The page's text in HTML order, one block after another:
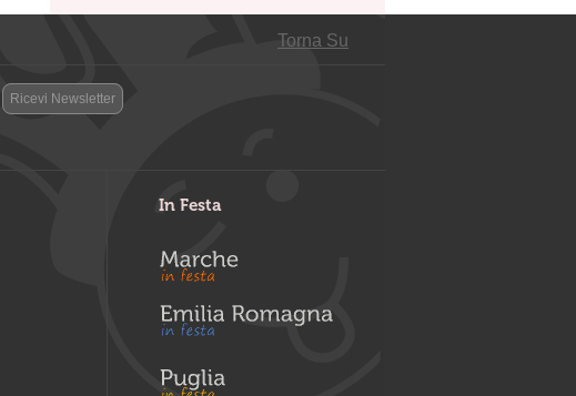
Torna Su
Ricevi Newsletter
In Festa